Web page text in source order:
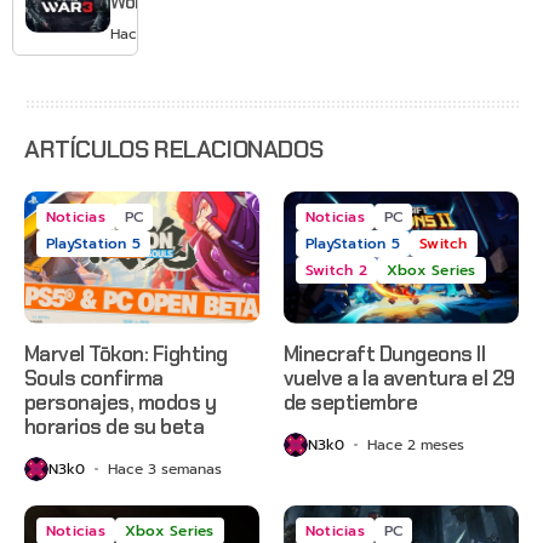
3 apaga
sus
Hace 3 días
ARTÍCULOS RELACIONADOS
Noticias
PC
PlayStation 5
Marvel Tōkon: Fighting
Souls confirma
personajes, modos y
horarios de su beta
N3k0 Hace 3 semanas
Noticias
PC
PlayStation 5
Switch
Switch 2
Xbox Series
Minecraft Dungeons II
vuelve a la aventura el 29
de septiembre
N3k0 Hace 2 meses
Noticias Xbox Series Noticias PC